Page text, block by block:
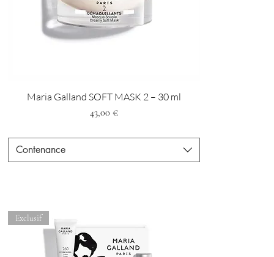
Maria Galland SOFT MASK 2 – 30 ml
Preis
43,00 €
Contenance
Exclusif